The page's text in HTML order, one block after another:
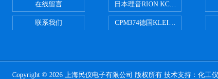
在线留言
联系我们
日本理音RION KC-51/KC-52便携
CPM374德国KLEINWAECHTER
Copyright © 2026 上海民仪电子有限公司 版权所有 技术支持： 化工